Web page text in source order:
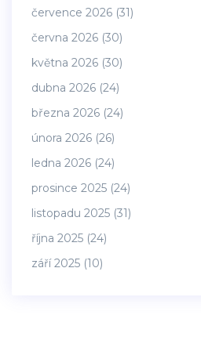
července 2026 (31)
června 2026 (30)
května 2026 (30)
dubna 2026 (24)
března 2026 (24)
února 2026 (26)
ledna 2026 (24)
prosince 2025 (24)
listopadu 2025 (31)
října 2025 (24)
září 2025 (10)